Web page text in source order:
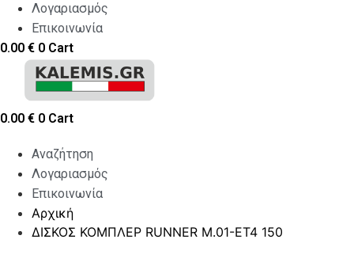
Λογαριασμός
Επικοινωνία
0.00 € 0 Cart
0.00 € 0 Cart
Αναζήτηση
Λογαριασμός
Επικοινωνία
Αρχική
ΔΙΣΚΟΣ ΚΟΜΠΛΕΡ RUNNER M.01-ET4 150